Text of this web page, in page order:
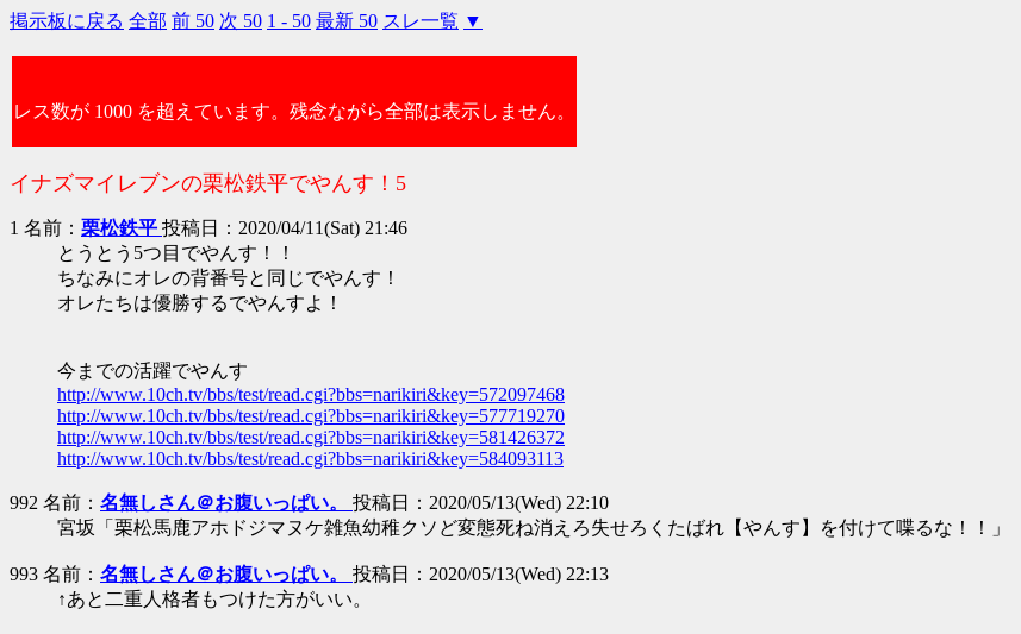
掲示板に戻る 全部 前 50 次 50 1 - 50 最新 50 スレ一覧 ▼
レス数が 1000 を超えています。残念ながら全部は表示しません。
イナズマイレブンの栗松鉄平でやんす！5
1 名前： 栗松鉄平 投稿日：2020/04/11(Sat) 21:46
とうとう5つ目でやんす！！
ちなみにオレの背番号と同じでやんす！
オレたちは優勝するでやんすよ！
今までの活躍でやんす
http://www.10ch.tv/bbs/test/read.cgi?bbs=narikiri&key=572097468
http://www.10ch.tv/bbs/test/read.cgi?bbs=narikiri&key=577719270
http://www.10ch.tv/bbs/test/read.cgi?bbs=narikiri&key=581426372
http://www.10ch.tv/bbs/test/read.cgi?bbs=narikiri&key=584093113
992 名前： 名無しさん＠お腹いっぱい。 投稿日：2020/05/13(Wed) 22:10
宮坂「栗松馬鹿アホドジマヌケ雑魚幼稚クソど変態死ね消えろ失せろくたばれ【やんす】を付けて喋るな！！」
993 名前： 名無しさん＠お腹いっぱい。 投稿日：2020/05/13(Wed) 22:13
↑あと二重人格者もつけた方がいい。